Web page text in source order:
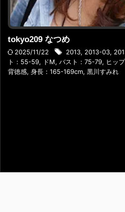
tokyo209 なつめ
2025/11/22 2013, 2013-03,
ト：55-59, ドM, バスト：75-79, ヒッ
背徳感, 身長：165-169cm, 黒川すみれ